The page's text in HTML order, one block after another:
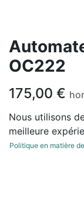
OC222
175,00 €
Nous utilisons
meilleure
Politique en matière